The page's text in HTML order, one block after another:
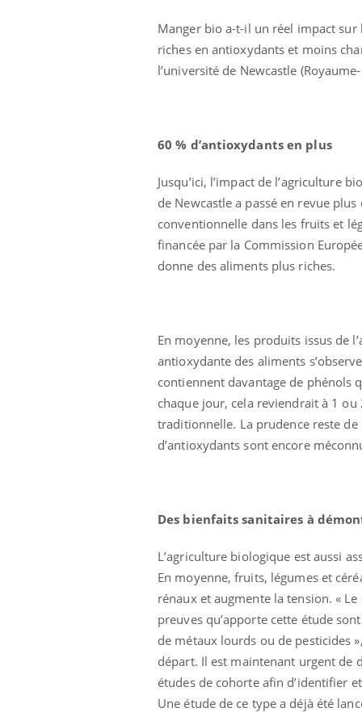
Manger bio a-t-il un réel impact sur
riches en antioxydants et moins
l’université de Newcastle
60 % d’antioxydants en plus
Jusqu’ici, l’impact de l’agriculture
de Newcastle a passé en revue
conventionnelle dans les fruits et
financée par la Commission
donne des aliments plus riches.
En moyenne, les produits issus de
antioxydante des aliments
contiennent davantage de phénols
chaque jour, cela reviendrait à 1
traditionnelle. La prudence reste de
d’antioxydants sont encore
Des bienfaits sanitaires à
L’agriculture biologique est aussi
En moyenne, fruits, légumes et
rénaux et augmente la tension. «
preuves qu’apporte cette étude
de métaux lourds ou de pesticides
départ. Il est maintenant urgent de
études de cohorte afin d’identifier
Une étude de ce type a déjà été
changé la donne au Pays
basque
Chikungunya, dengue,
West Nile : que se passe-
t-il dans le sud de la
France ?